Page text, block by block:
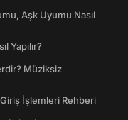
Aşk Uyumu Nasıl
Yapılır?
Müziksiz
Giriş İşlemleri Rehberi